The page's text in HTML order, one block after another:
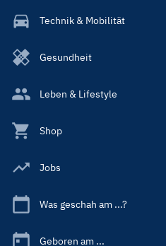
Technik & Mobilität
Gesundheit
Leben & Lifestyle
Shop
Jobs
Was geschah am ...?
Geboren am ...